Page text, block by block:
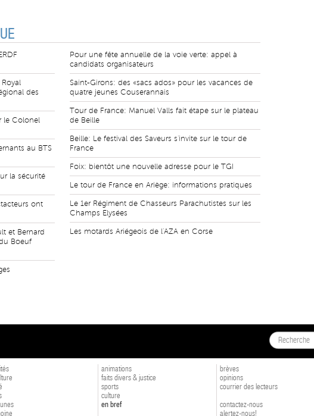
des
le Colonel
au BTS
la sécurité
ont
et Bernard
Boeuf
Pour une fête annuelle de la voie verte: appel à
candidats organisateurs
Saint-Girons: des «sacs ados» pour les vacances de
quatre jeunes Couserannais
Tour de France: Manuel Valls fait étape sur le plateau
de Beille
Beille: Le festival des Saveurs s'invite sur le tour de
France
Foix: bientôt une nouvelle adresse pour le TGI
Le tour de France en Ariège: informations pratiques
Le 1er Régiment de Chasseurs Parachutistes sur les
Champs Elysées
Les motards Ariégeois de l'AZA en Corse
animations
faits divers & justice
sports
culture
en bref
brèves
opinions
courrier des lecteurs
contactez-nous
alertez-nous!